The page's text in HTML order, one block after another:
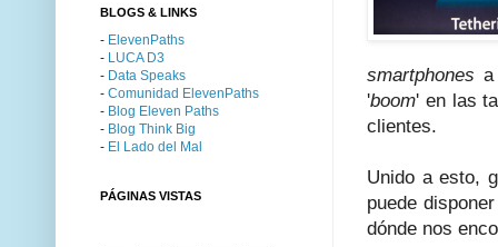
smartphones
'boom' en las
clientes.
Unido a esto,
puede
dónde nos
BLOGS & LINKS
- ElevenPaths
- LUCA D3
- Data Speaks
- Comunidad ElevenPaths
- Blog Eleven Paths
- Blog Think Big
- El Lado del Mal
PÁGINAS VISTAS